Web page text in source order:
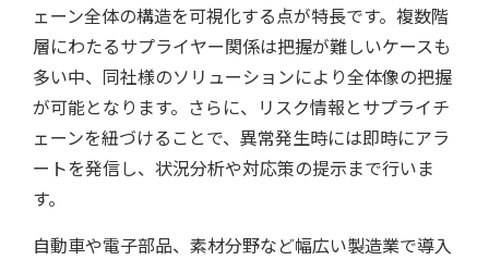
ツール/設備
ェーン全体の構造を可視化する点が特長です。複数階
層にわたるサプライヤー関係は把握が難しいケースも
多い中、同社様のソリューションにより全体像の把握
が可能となります。さらに、リスク情報とサプライチ
ェーンを紐づけることで、異常発生時には即時にアラ
ートを発信し、状況分析や対応策の提示まで行いま
す。
自動車や電子部品、素材分野など幅広い製造業で導入